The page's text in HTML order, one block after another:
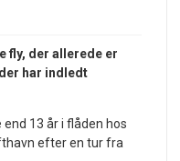
fly, der allerede er
har indledt
13 år i flåden hos
efter en tur fra